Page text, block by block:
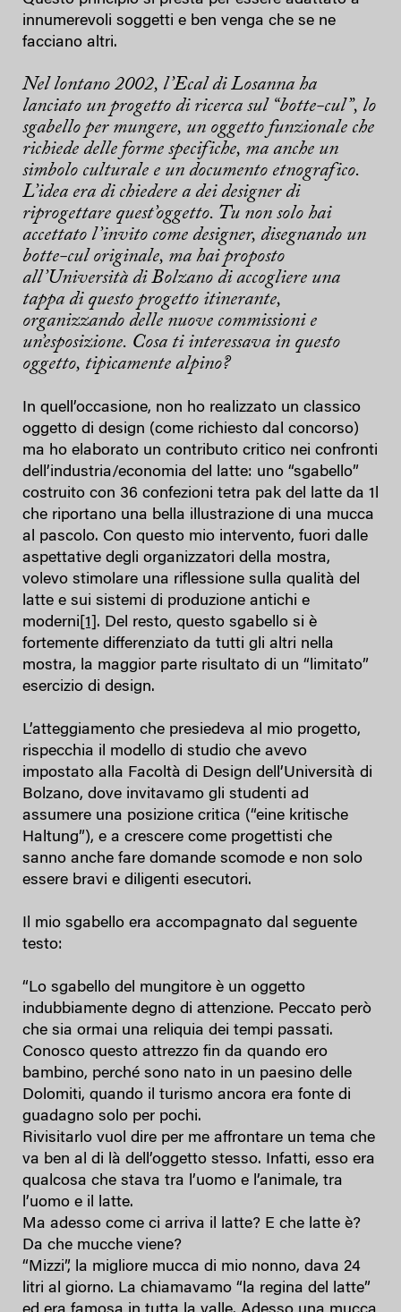
innumerevoli soggetti e ben venga che se ne
facciano altri.
Nel lontano 2002, l’Ecal di Losanna ha
lanciato un progetto di ricerca sul “botte-cul”, lo
sgabello per mungere, un oggetto funzionale che
richiede delle forme specifiche, ma anche un
simbolo culturale e un documento etnografico.
L’idea era di chiedere a dei designer di
riprogettare quest’oggetto. Tu non solo hai
accettato l’invito come designer, disegnando un
botte-cul originale, ma hai proposto
all’Università di Bolzano di accogliere una
tappa di questo progetto itinerante,
organizzando delle nuove commissioni e
un’esposizione. Cosa ti interessava in questo
oggetto, tipicamente alpino?
In quell’occasione, non ho realizzato un classico
oggetto di design (come richiesto dal concorso)
ma ho elaborato un contributo critico nei confronti
dell’industria/economia del latte: uno “sgabello”
costruito con 36 confezioni tetra pak del latte da 1l
che riportano una bella illustrazione di una mucca
al pascolo. Con questo mio intervento, fuori dalle
aspettative degli organizzatori della mostra,
volevo stimolare una riflessione sulla qualità del
latte e sui sistemi di produzione antichi e
moderni [1] . Del resto, questo sgabello si è
fortemente differenziato da tutti gli altri nella
mostra, la maggior parte risultato di un “limitato”
esercizio di design.
L’atteggiamento che presiedeva al mio progetto,
rispecchia il modello di studio che avevo
impostato alla Facoltà di Design dell’Università di
Bolzano, dove invitavamo gli studenti ad
assumere una posizione critica (“eine kritische
Haltung”), e a crescere come progettisti che
sanno anche fare domande scomode e non solo
essere bravi e diligenti esecutori.
Il mio sgabello era accompagnato dal seguente
testo:
“Lo sgabello del mungitore è un oggetto
indubbiamente degno di attenzione. Peccato però
che sia ormai una reliquia dei tempi passati.
Conosco questo attrezzo fin da quando ero
bambino, perché sono nato in un paesino delle
Dolomiti, quando il turismo ancora era fonte di
guadagno solo per pochi.
Rivisitarlo vuol dire per me affrontare un tema che
va ben al di là dell’oggetto stesso. Infatti, esso era
qualcosa che stava tra l’uomo e l’animale, tra
l’uomo e il latte.
Ma adesso come ci arriva il latte? E che latte è?
Da che mucche viene?
“Mizzi”, la migliore mucca di mio nonno, dava 24
litri al giorno. La chiamavamo “la regina del latte”